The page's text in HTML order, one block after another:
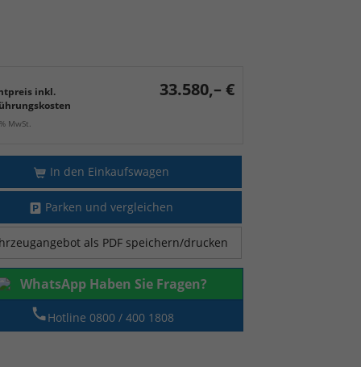
inkl.
33.580,– €
MwSt.
In den Einkaufswagen
Parken und vergleichen
als PDF speichern/drucken
WhatsApp Haben Sie Fragen?
Hotline 0800 / 400 1808